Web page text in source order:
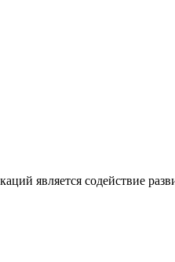
является содействие